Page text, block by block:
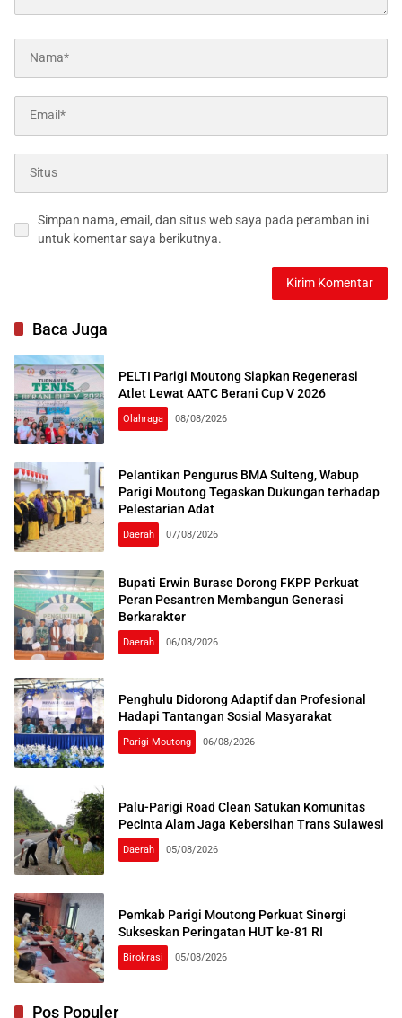
Simpan nama, email, dan situs web saya pada peramban ini
untuk komentar saya berikutnya.
Baca Juga
PELTI Parigi Moutong Siapkan Regenerasi
Atlet Lewat AATC Berani Cup V 2026
Olahraga 08/08/2026
Pelantikan Pengurus BMA Sulteng, Wabup
Parigi Moutong Tegaskan Dukungan terhadap
Pelestarian Adat
Daerah 07/08/2026
Bupati Erwin Burase Dorong FKPP Perkuat
Peran Pesantren Membangun Generasi
Berkarakter
Daerah 06/08/2026
Penghulu Didorong Adaptif dan Profesional
Hadapi Tantangan Sosial Masyarakat
Parigi Moutong 06/08/2026
Palu-Parigi Road Clean Satukan Komunitas
Pecinta Alam Jaga Kebersihan Trans Sulawesi
Daerah 05/08/2026
Pemkab Parigi Moutong Perkuat Sinergi
Sukseskan Peringatan HUT ke-81 RI
Birokrasi 05/08/2026
Pos Populer